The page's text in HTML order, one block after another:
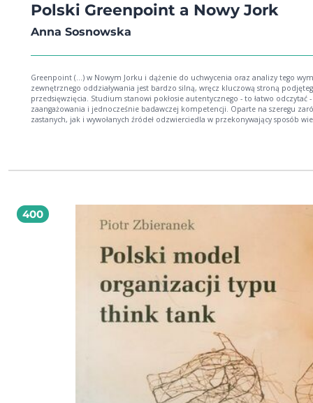
Polski Greenpoint a Nowy Jork
Anna Sosnowska
Greenpoint (...) w Nowym Jorku i dążenie do uchwycenia oraz analizy tego
zewnętrznego oddziaływania jest bardzo silną, wręcz kluczową stroną
przedsięwzięcia. Studium stanowi pokłosie autentycznego - to łatwo odczytać -
zaangażowania i jednocześnie badawczej kompetencji. Oparte na szeregu
zastanych, jak i wywołanych źródeł odzwierciedla w przekonywający sposób
prof. dr hab. Krzysztof Frysztacki, fragment recenzji Miasto Nowy Jork wciąż jest stolicą
też miniaturą świata. Imigranci wywodzący się ze wszystkich kontynentów i
Amerykanie najróżniejszych grup etno-rasowych tworzą swoje nisze na rynku
Urodzeni w Polsce migranci mają swój niewielki udział w tej kosmopolitycznej
Dlaczego przeszedł zmiany, a polscy imigranci przyjęli je bez protestu? ? Jaką
pełnią na rynku pracy globalnego miasta polscy imigranci i jak można wyjaśnić
pozycję w miejskim podziale pracy? Prezentowana książka, napisana na
badań terenowych, analizy prasy i danych urzędowych, odpowiada na te
Odwołuje się przy tym do badań porównawczych nad innymi grupami i
Uniwersytetu Warszawskiego. Prowadzi badania nad migracjami z Europy
i innych regionów peryferyjnych do Stanów Zjednoczonych, historycznymi
skupiskami migrantów, hipsterów i biznesu. Stypendystka New School for
Research (1994), Institut für die Wissenschaften vom Menschen (1997), Fulbrighta
(2003), Fundacji na rzecz Nauki Polskiej (2005, 2007). Opublikowała książkę
zacofanie. Spory historyków o Europę Wschodnią (2004).
400